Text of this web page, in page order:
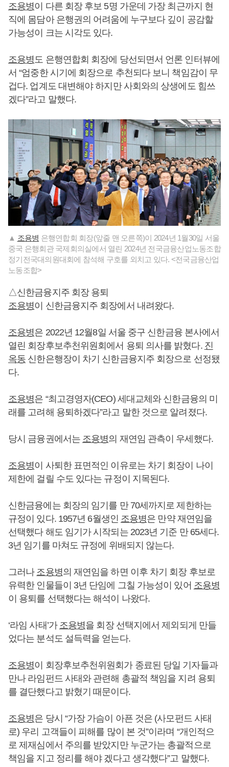
조용병이 다른 회장 후보 5명 가운데 가장 최근까지 현
직에 몸담아 은행권의 어려움에 누구보다 깊이 공감할
가능성이 크는 시각도 있다.
조용병도 은행연합회 회장에 당선되면서 언론 인터뷰에
서 “엄중한 시기에 회장으로 추천되다 보니 책임감이 무
겁다. 업계도 대변해야 하지만 사회와의 상생에도 힘쓰
겠다”라고 말했다.
▲ 조용병 은행연합회 회장(앞줄 맨 오른쪽)이 2024년 1월30일 서울
중국 은행회관 국제회의실에서 열린 2024년 전국금융산업노동조합
정기전국대의원대회에 참석해 구호를 외치고 있다. <전국금융산업
노동조합>
△신한금융지주 회장 용퇴
조용병이 신한금융지주 회장에서 내려왔다.
조용병은 2022년 12월8일 서울 중구 신한금융 본사에서
열린 회장후보추천위원회에서 용퇴 의사를 밝혔다. 진
옥동 신한은행장이 차기 신한금융지주 회장으로 선정됐
다.
조용병은 “최고경영자(CEO) 세대교체와 신한금융의 미
래를 고려해 용퇴하겠다”라고 말한 것으로 알려졌다.
당시 금융권에서는 조용병의 재연임 관측이 우세했다.
조용병이 사퇴한 표면적인 이유로는 차기 회장이 나이
제한에 걸릴 수도 있다는 규정이 지목된다.
신한금융에는 회장의 임기를 만 70세까지로 제한하는
규정이 있다. 1957년 6월생인 조용병은 만약 재연임을
선택했다 해도 임기가 시작되는 2023년 기준 만 65세다.
3년 임기를 마쳐도 규정에 위배되지 않는다.
그러나 조용병의 재연임을 하면 이후 차기 회장 후보로
유력한 인물들이 3년 단임에 그칠 가능성이 있어 조용병
이 용퇴를 선택했다는 해석이 나왔다.
‘라임 사태’가 조용병을 회장 선택지에서 제외되게 만들
었다는 분석도 설득력을 얻는다.
조용병이 회장후보추천위원회가 종료된 당일 기자들과
만나 라임펀드 사태와 관련해 총괄적 책임을 지려 용퇴
를 결단했다고 밝혔기 때문이다.
조용병은 당시 “가장 가슴이 아픈 것은 (사모펀드 사태
로) 우리 고객들이 피해를 많이 본 것”이라며 “개인적으
로 제재심에서 주의를 받았지만 누군가는 총괄적으로
책임을 지고 정리를 해야 겠다고 생각했다”고 말했다.